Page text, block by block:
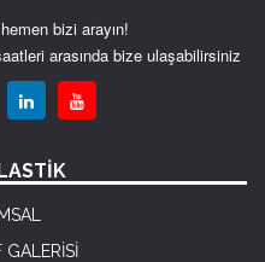
bizi arayın!
arasında bize ulaşabilirsiniz
GALERİSİ